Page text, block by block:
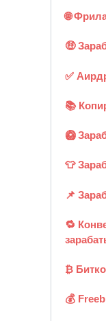
🌐
🤑
✅
📚
🥝
👕
📌
🔁
₿
💰